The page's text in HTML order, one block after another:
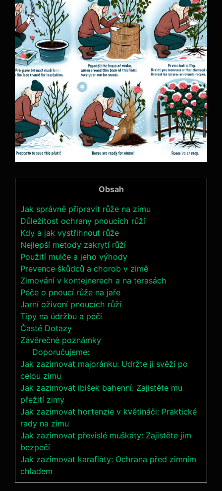
Obsah
Jak správně připravit růže na zimu
Důležitost ochrany pnoucích růží
Kdy a jak vystřihnout růže
Nejlepší metody zakrytí růží
Použití mulče a jeho výhody
Prevence škůdců a chorob v zimě
Zimování v kontejnerech a na terasách
Péče o pnoucí růže na jaře
Jarní oživení pnoucích růží
Tipy na údržbu a péči
Časté Dotazy
Závěrečné poznámky
Doporučujeme:
Jak zazimovat majoránku: Udržte ji svěží po
celou zimu
Jak zazimovat ibišek bahenní: Zajistěte mu
přežití zimy
Jak zazimovat hortenzie v květináči: Praktické
rady na zimu
Jak zazimovat převislé muškáty: Zajistěte jim
bezpečí
Jak zazimovat karafiáty: Ochrana před zimním
chladem